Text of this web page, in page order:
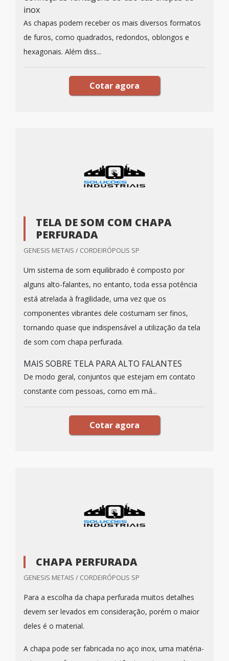
inox
As chapas podem receber os mais diversos formatos
de furos, como quadrados, redondos, oblongos e
hexagonais. Além diss...
Cotar agora
TELA DE SOM COM CHAPA
PERFURADA
GENESIS METAIS / CORDEIRÓPOLIS SP
Um sistema de som equilibrado é composto por
alguns alto-falantes, no entanto, toda essa potência
está atrelada à fragilidade, uma vez que os
componentes vibrantes dele costumam ser finos,
tornando quase que indispensável a utilização da tela
de som com chapa perfurada.
MAIS SOBRE TELA PARA ALTO FALANTES
De modo geral, conjuntos que estejam em contato
constante com pessoas, como em má...
Cotar agora
CHAPA PERFURADA
GENESIS METAIS / CORDEIRÓPOLIS SP
Para a escolha da chapa perfurada muitos detalhes
devem ser levados em consideração, porém o maior
deles é o material.
A chapa pode ser fabricada no aço inox, uma matéria-